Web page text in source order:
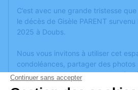
C’est avec une grande tristesse
le décès de Gisèle PARENT
2025 à Doubs.
Nous vous invitons à utiliser cet
condoléances, partager des photos
anecdote ou exprimer vos pensées
ou des textes. Cet endroit est un